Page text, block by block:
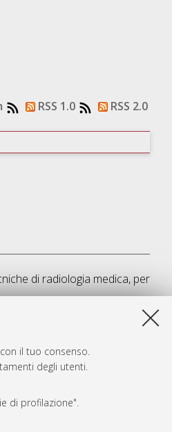
il tuo consenso.
degli utenti.
di profilazione".
RSS 1.0 RSS 2.0
di radiologia medica, per
Fri Aug 7 11:00:48 2026 CEST